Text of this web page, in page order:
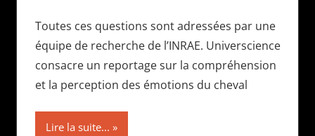
Toutes ces questions sont adressées par une
équipe de recherche de l’INRAE. Universcience
consacre un reportage sur la compréhension
et la perception des émotions du cheval
Lire la suite...